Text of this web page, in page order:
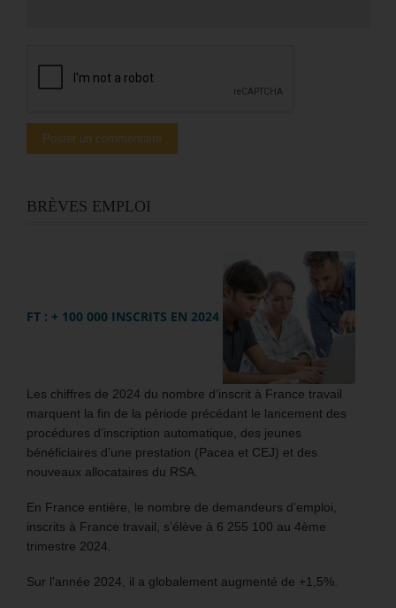
BRÈVES EMPLOI
FT : + 100 000 INSCRITS EN 2024
Les chiffres de 2024 du nombre d’inscrit à France travail
marquent la fin de la période précédant le lancement des
procédures d’inscription automatique, des jeunes
bénéficiaires d’une prestation (Pacea et CEJ) et des
nouveaux allocataires du RSA.
En France entière, le nombre de demandeurs d’emploi,
inscrits à France travail, s’élève à 6 255 100 au 4ème
trimestre 2024.
Sur l’année 2024, il a globalement augmenté de +1,5%.